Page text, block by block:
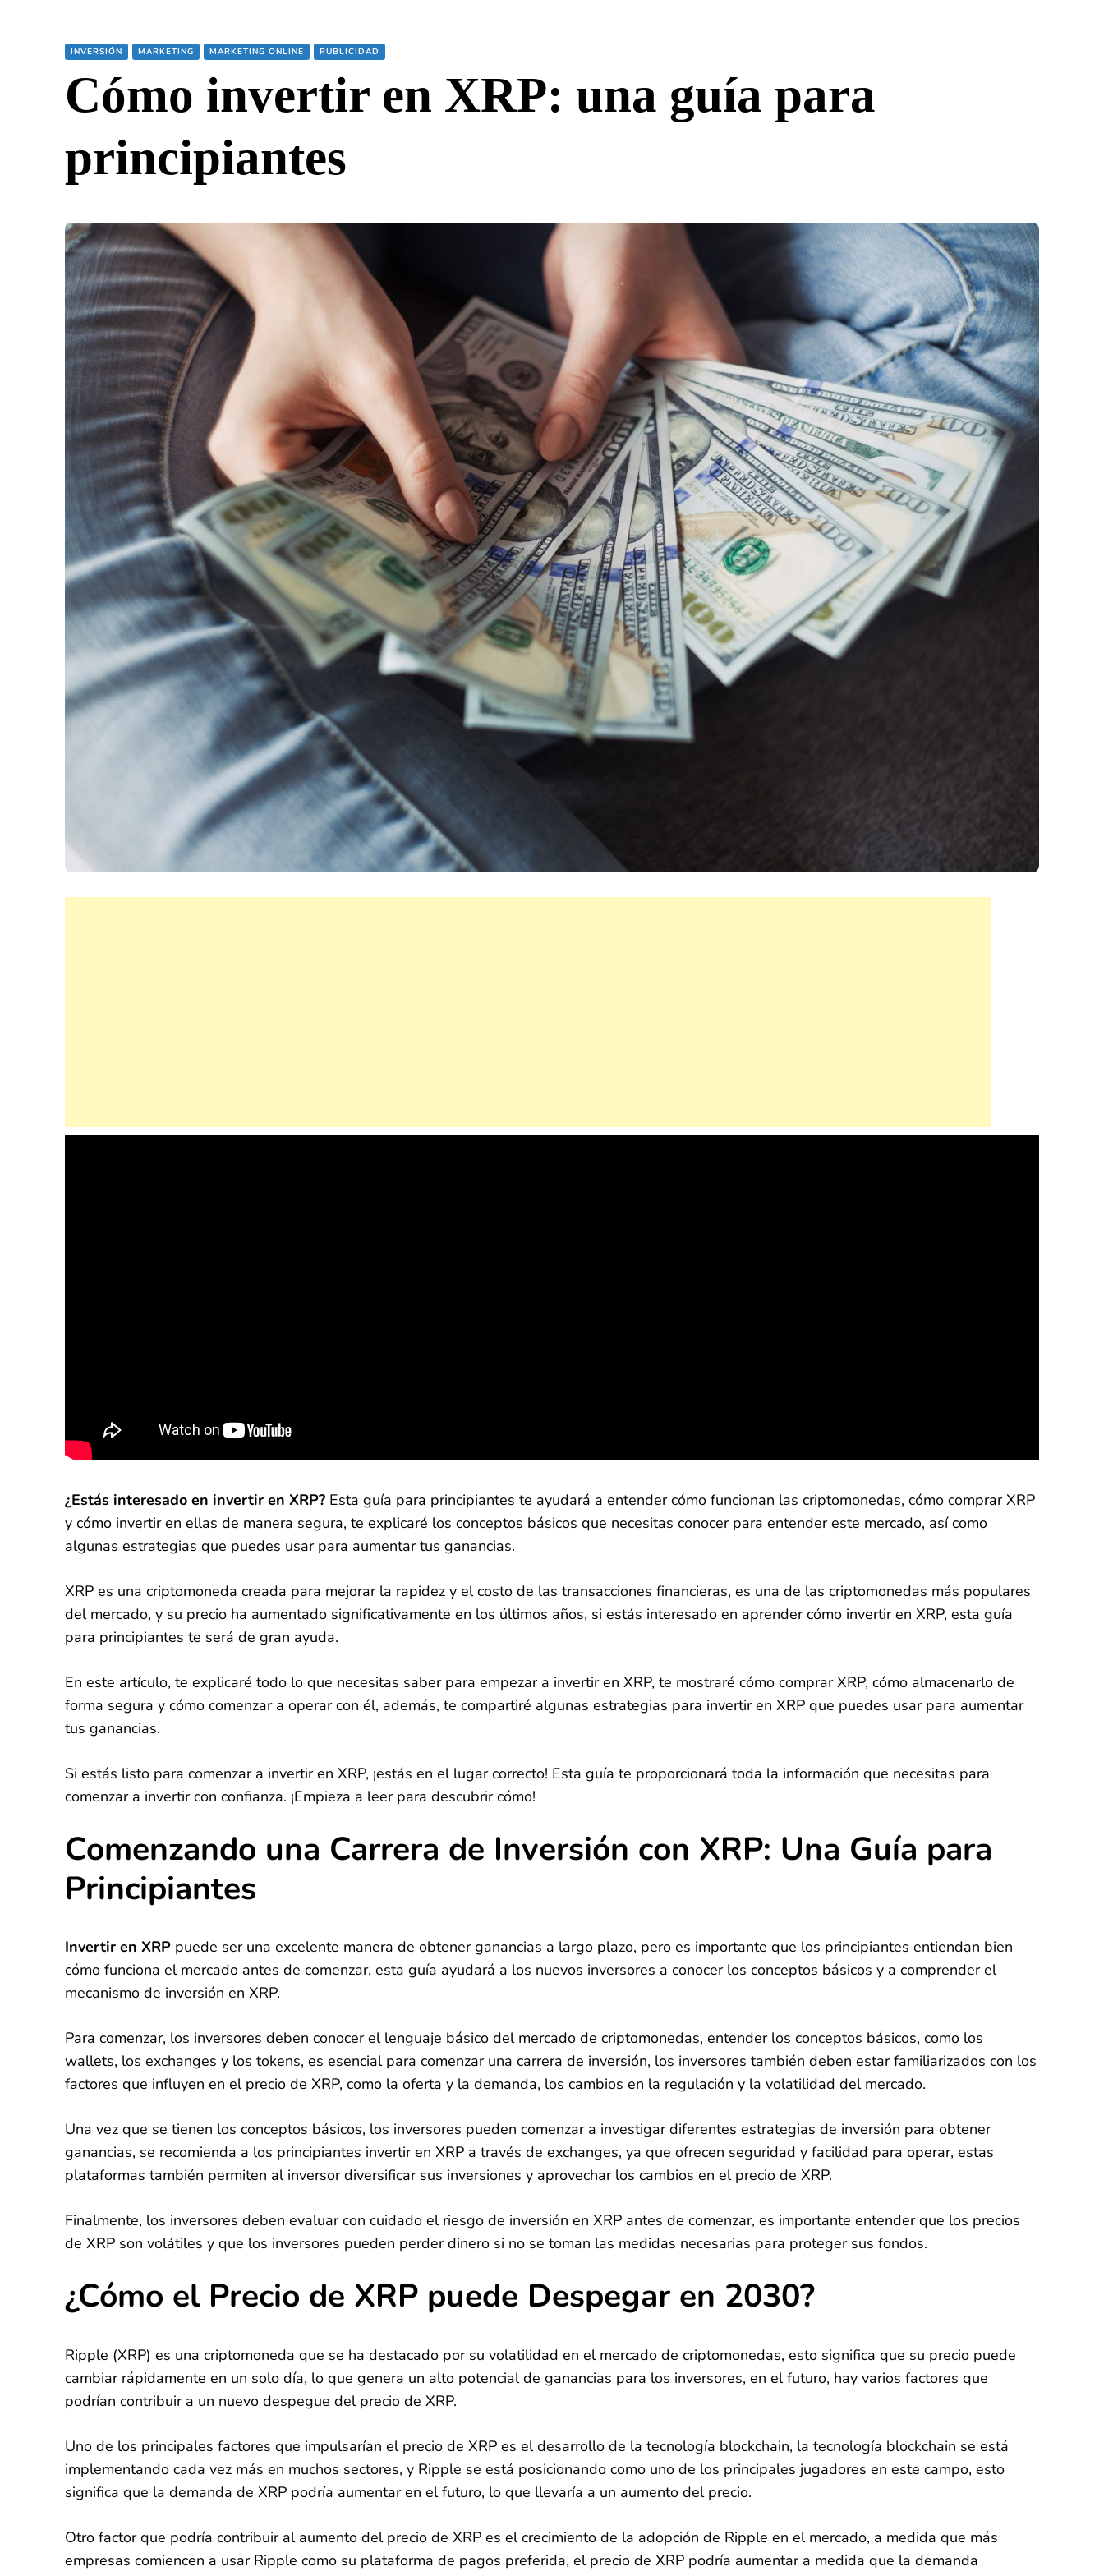
INVERSIÓN MARKETING MARKETING ONLINE PUBLICIDAD
Cómo invertir en XRP: una guía para
principiantes
¿Estás interesado en invertir en XRP? Esta guía para principiantes te ayudará a entender cómo funcionan las criptomonedas, cómo comprar XRP
y cómo invertir en ellas de manera segura, te explicaré los conceptos básicos que necesitas conocer para entender este mercado, así como
algunas estrategias que puedes usar para aumentar tus ganancias.
XRP es una criptomoneda creada para mejorar la rapidez y el costo de las transacciones financieras, es una de las criptomonedas más populares
del mercado, y su precio ha aumentado significativamente en los últimos años, si estás interesado en aprender cómo invertir en XRP, esta guía
para principiantes te será de gran ayuda.
En este artículo, te explicaré todo lo que necesitas saber para empezar a invertir en XRP, te mostraré cómo comprar XRP, cómo almacenarlo de
forma segura y cómo comenzar a operar con él, además, te compartiré algunas estrategias para invertir en XRP que puedes usar para aumentar
tus ganancias.
Si estás listo para comenzar a invertir en XRP, ¡estás en el lugar correcto! Esta guía te proporcionará toda la información que necesitas para
comenzar a invertir con confianza. ¡Empieza a leer para descubrir cómo!
Comenzando una Carrera de Inversión con XRP: Una Guía para
Principiantes
Invertir en XRP puede ser una excelente manera de obtener ganancias a largo plazo, pero es importante que los principiantes entiendan bien
cómo funciona el mercado antes de comenzar, esta guía ayudará a los nuevos inversores a conocer los conceptos básicos y a comprender el
mecanismo de inversión en XRP.
Para comenzar, los inversores deben conocer el lenguaje básico del mercado de criptomonedas, entender los conceptos básicos, como los
wallets, los exchanges y los tokens, es esencial para comenzar una carrera de inversión, los inversores también deben estar familiarizados con los
factores que influyen en el precio de XRP, como la oferta y la demanda, los cambios en la regulación y la volatilidad del mercado.
Una vez que se tienen los conceptos básicos, los inversores pueden comenzar a investigar diferentes estrategias de inversión para obtener
ganancias, se recomienda a los principiantes invertir en XRP a través de exchanges, ya que ofrecen seguridad y facilidad para operar, estas
plataformas también permiten al inversor diversificar sus inversiones y aprovechar los cambios en el precio de XRP.
Finalmente, los inversores deben evaluar con cuidado el riesgo de inversión en XRP antes de comenzar, es importante entender que los precios
de XRP son volátiles y que los inversores pueden perder dinero si no se toman las medidas necesarias para proteger sus fondos.
¿Cómo el Precio de XRP puede Despegar en 2030?
Ripple (XRP) es una criptomoneda que se ha destacado por su volatilidad en el mercado de criptomonedas, esto significa que su precio puede
cambiar rápidamente en un solo día, lo que genera un alto potencial de ganancias para los inversores, en el futuro, hay varios factores que
podrían contribuir a un nuevo despegue del precio de XRP.
Uno de los principales factores que impulsarían el precio de XRP es el desarrollo de la tecnología blockchain, la tecnología blockchain se está
implementando cada vez más en muchos sectores, y Ripple se está posicionando como uno de los principales jugadores en este campo, esto
significa que la demanda de XRP podría aumentar en el futuro, lo que llevaría a un aumento del precio.
Otro factor que podría contribuir al aumento del precio de XRP es el crecimiento de la adopción de Ripple en el mercado, a medida que más
empresas comiencen a usar Ripple como su plataforma de pagos preferida, el precio de XRP podría aumentar a medida que la demanda